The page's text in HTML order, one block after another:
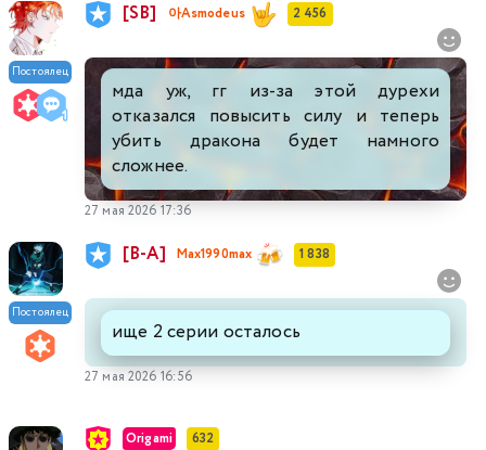
Постоялец
[SB] 아Asmodeus 2 456
мда уж, гг из-за этой дурехи
отказался повысить силу и теперь
убить дракона будет намного
сложнее.
27 мая 2026 17:36
Постоялец
[В-А] Max1990max 1 838
ище 2 серии осталось
27 мая 2026 16:56
Origami 632